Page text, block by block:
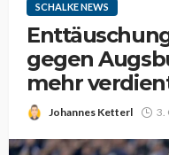
SCHALKE NEWS
gegen
mehr
Johannes Ketterl 3.